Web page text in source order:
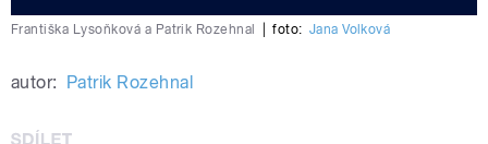
Františka Lysoňková a Patrik Rozehnal foto: Jana Volková
autor: Patrik Rozehnal